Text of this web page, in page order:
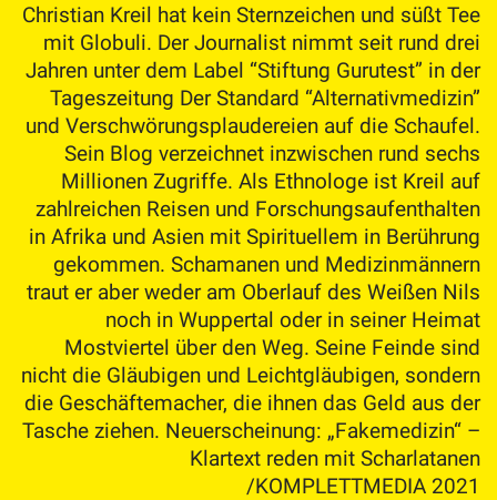
Christian Kreil hat kein Sternzeichen und süßt Tee
mit Globuli. Der Journalist nimmt seit rund drei
Jahren unter dem Label “Stiftung Gurutest” in der
Tageszeitung Der Standard “Alternativmedizin”
und Verschwörungsplaudereien auf die Schaufel.
Sein Blog verzeichnet inzwischen rund sechs
Millionen Zugriffe. Als Ethnologe ist Kreil auf
zahlreichen Reisen und Forschungsaufenthalten
in Afrika und Asien mit Spirituellem in Berührung
gekommen. Schamanen und Medizinmännern
traut er aber weder am Oberlauf des Weißen Nils
noch in Wuppertal oder in seiner Heimat
Mostviertel über den Weg. Seine Feinde sind
nicht die Gläubigen und Leichtgläubigen, sondern
die Geschäftemacher, die ihnen das Geld aus der
Tasche ziehen. Neuerscheinung: „Fakemedizin“ –
Klartext reden mit Scharlatanen
/KOMPLETTMEDIA 2021